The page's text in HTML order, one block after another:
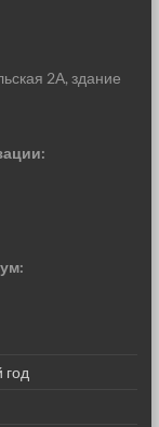
2А, здание
год